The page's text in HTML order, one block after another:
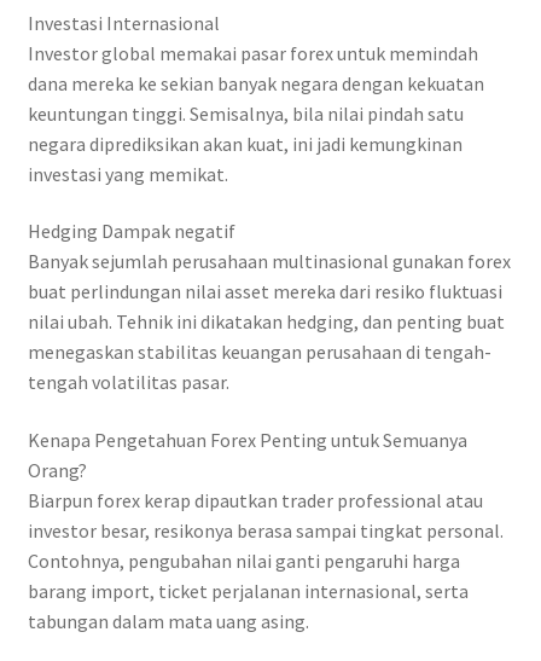
Investasi Internasional
Investor global memakai pasar forex untuk memindah
dana mereka ke sekian banyak negara dengan kekuatan
keuntungan tinggi. Semisalnya, bila nilai pindah satu
negara diprediksikan akan kuat, ini jadi kemungkinan
investasi yang memikat.
Hedging Dampak negatif
Banyak sejumlah perusahaan multinasional gunakan forex
buat perlindungan nilai asset mereka dari resiko fluktuasi
nilai ubah. Tehnik ini dikatakan hedging, dan penting buat
menegaskan stabilitas keuangan perusahaan di tengah-
tengah volatilitas pasar.
Kenapa Pengetahuan Forex Penting untuk Semuanya
Orang?
Biarpun forex kerap dipautkan trader professional atau
investor besar, resikonya berasa sampai tingkat personal.
Contohnya, pengubahan nilai ganti pengaruhi harga
barang import, ticket perjalanan internasional, serta
tabungan dalam mata uang asing.